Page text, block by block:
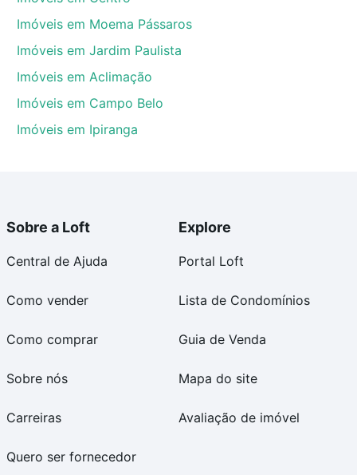
e conforto. Loft, com você até as chaves.
Imóveis em Moema Pássaros
Imóveis em Jardim Paulista
Imóveis em Aclimação
Imóveis em Campo Belo
Imóveis em Ipiranga
Sobre a Loft
Central de Ajuda
Como vender
Como comprar
Sobre nós
Carreiras
Quero ser fornecedor
Explore
Portal Loft
Lista de Condomínios
Guia de Venda
Mapa do site
Avaliação de imóvel